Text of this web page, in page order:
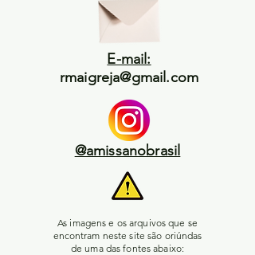
E-mail:
rmaigreja@gmail.com
@amissanobrasil
As imagens e os arquivos que se
encontram neste site são oriúndas
de uma das fontes abaixo: